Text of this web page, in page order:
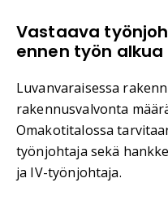
Vastaava
ennen työn alkua
Luvanvaraisessa
rakennusvalvonta
Omakotitalossa
työnjohtaja sekä
ja IV-työnjohtaja.